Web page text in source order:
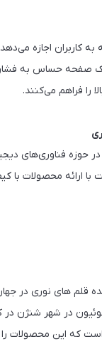
به کاربران اجازه
یک صفحه حساس به
را فراهم می‌کنند.
در حوزه
با ارائه محصولات
قلم های نوری در
در شهر شنژن در
رایان دیجیت بیش از 3 سال